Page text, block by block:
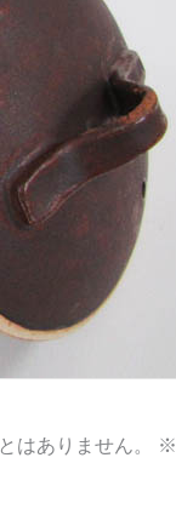
はありません。 ※